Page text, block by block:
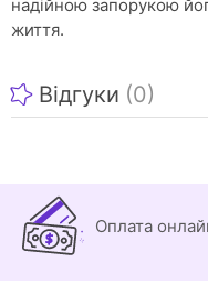
надійною запорукою
життя.
Відгуки (0)
Оплата